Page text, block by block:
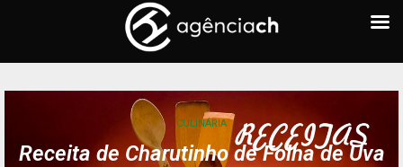
CULINÁRIA
Receita de Charutinho de Folha de Uva